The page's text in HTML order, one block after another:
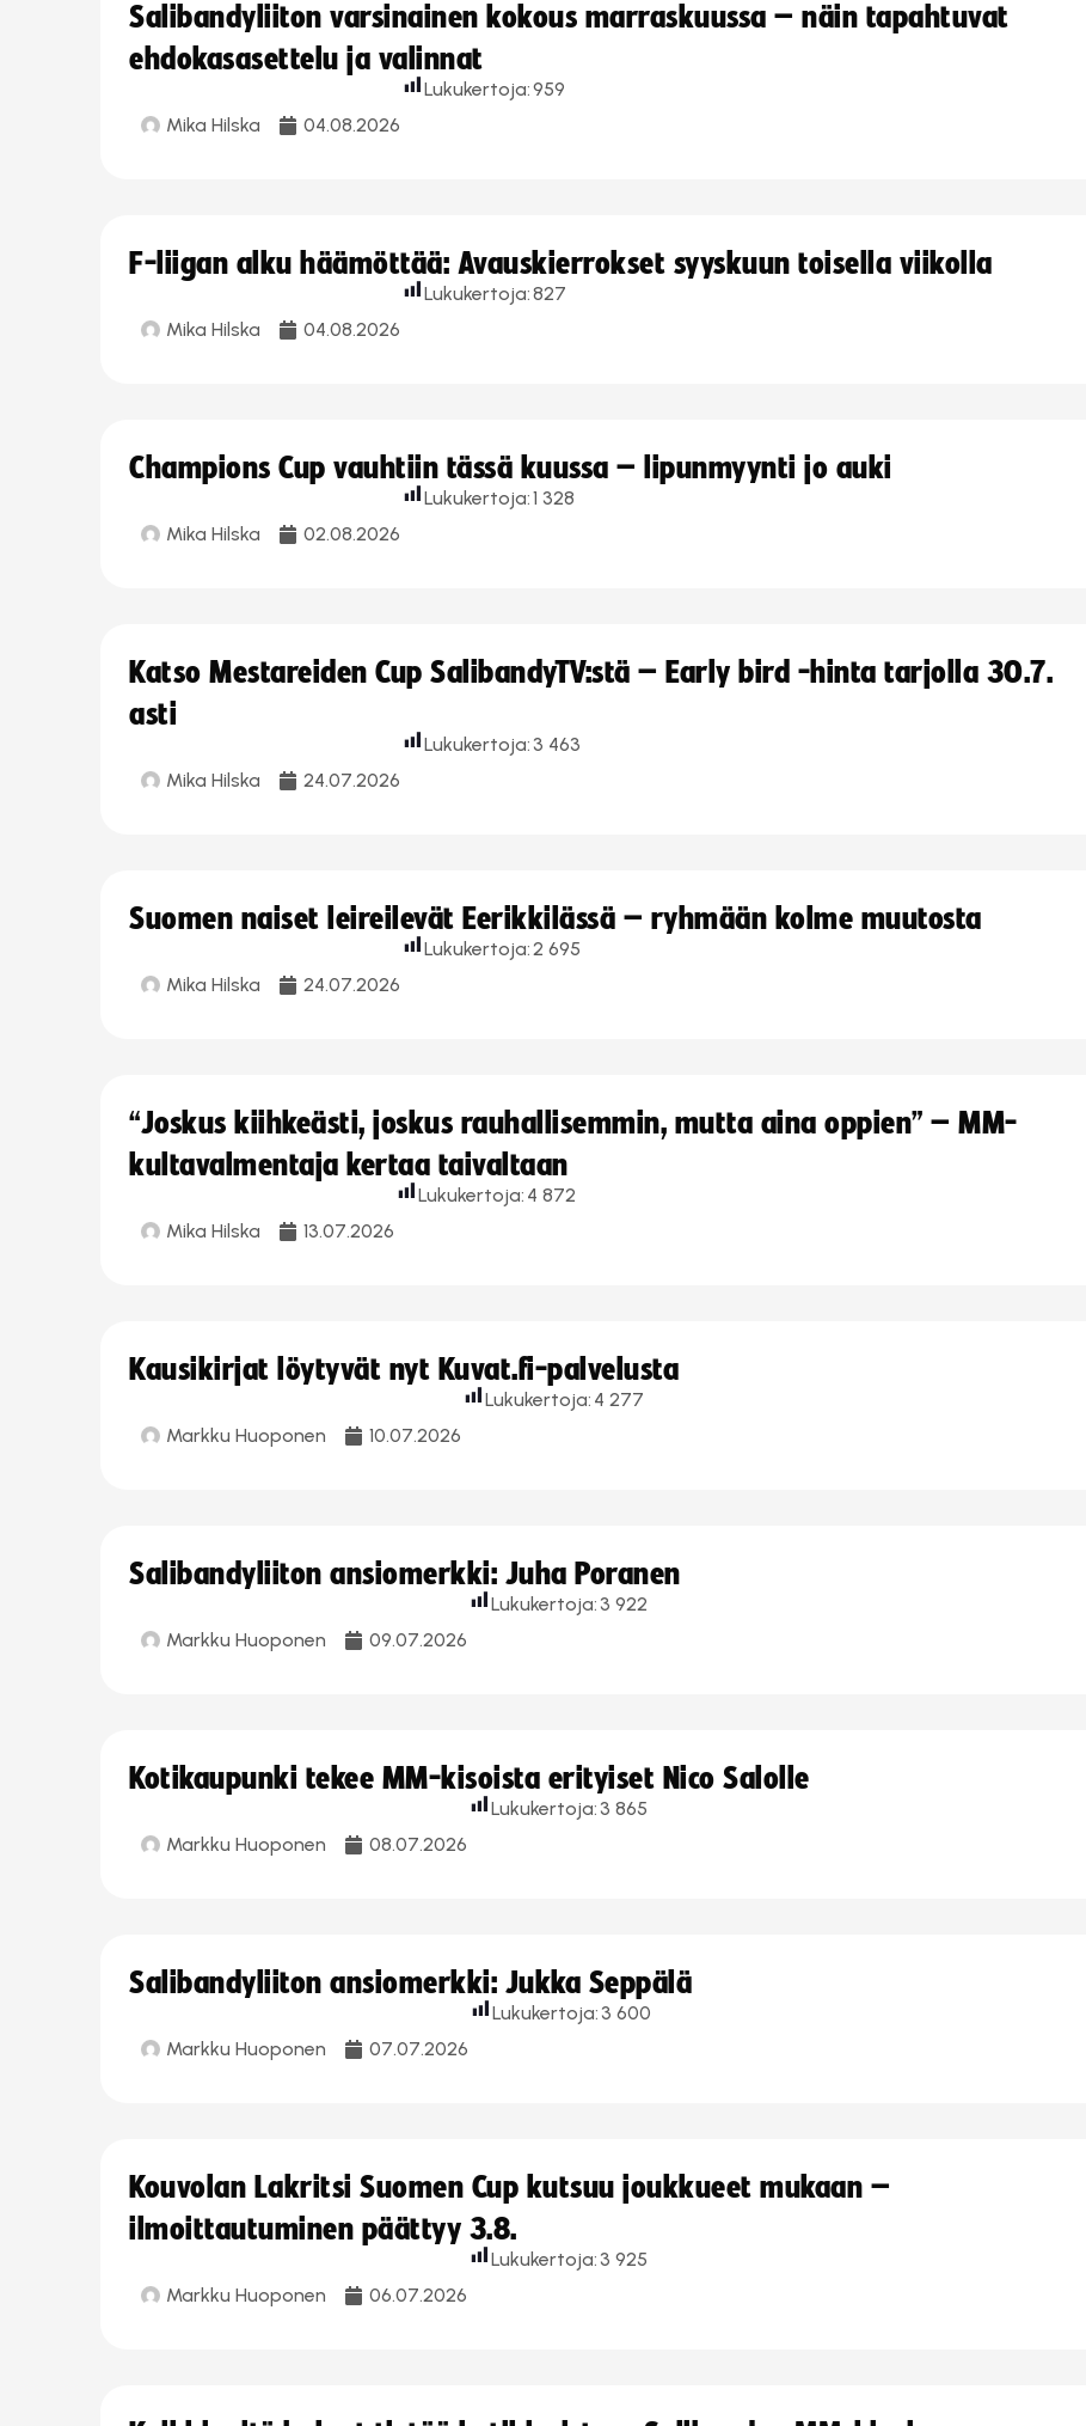
Salibandyliiton varsinainen kokous marraskuussa – näin tapahtuvat
ehdokasasettelu ja valinnat
Mika Hilska 04.08.2026
Lukukertoja:959
F-liigan alku häämöttää: Avauskierrokset syyskuun toisella viikolla
Mika Hilska 04.08.2026
Lukukertoja:827
Champions Cup vauhtiin tässä kuussa – lipunmyynti jo auki
Mika Hilska 02.08.2026
Lukukertoja:1 328
Katso Mestareiden Cup SalibandyTV:stä – Early bird -hinta tarjolla 30.7.
asti
Mika Hilska 24.07.2026
Lukukertoja: 3 463
Suomen naiset leireilevät Eerikkilässä – ryhmään kolme muutosta
Mika Hilska 24.07.2026
Lukukertoja:2 695
“Joskus kiihkeästi, joskus rauhallisemmin, mutta aina oppien” – MM-
kultavalmentaja kertaa taivaltaan
Mika Hilska 13.07.2026
Lukukertoja: 4 872
Kausikirjat löytyvät nyt Kuvat.fi-palvelusta
Markku Huoponen 10.07.2026
Lukukertoja: 4 277
Salibandyliiton ansiomerkki: Juha Poranen
Markku Huoponen 09.07.2026
Lukukertoja: 3 922
Kotikaupunki tekee MM-kisoista erityiset Nico Salolle
Markku Huoponen 08.07.2026
Lukukertoja: 3 865
Salibandyliiton ansiomerkki: Jukka Seppälä
Markku Huoponen 07.07.2026
Lukukertoja: 3 600
Kouvolan Lakritsi Suomen Cup kutsuu joukkueet mukaan –
ilmoittautuminen päättyy 3.8.
Markku Huoponen 06.07.2026
Lukukertoja: 3 925